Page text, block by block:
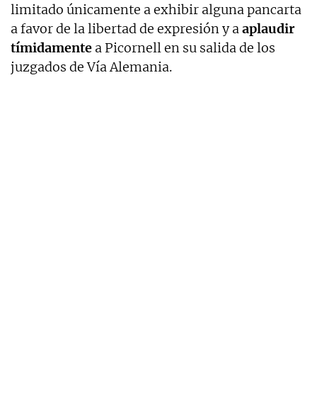
limitado únicamente a exhibir alguna pancarta
a favor de la libertad de expresión y aaplaudir
tímidamente a Picornell en su salida de los
juzgados de Vía Alemania.